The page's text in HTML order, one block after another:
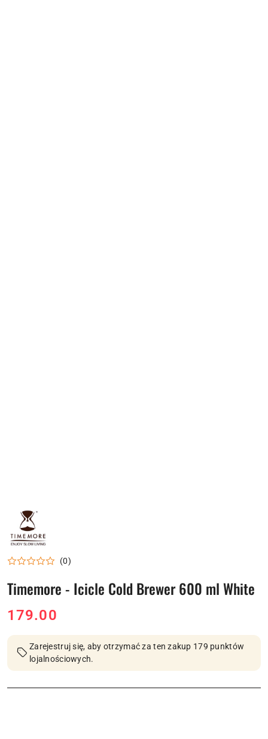
NAZWA
PRODUCENTA:
TIMEMORE
(0)
Timemore - Icicle Cold Brewer 600 ml White
cena:
179.00
Zarejestruj się, aby otrzymać za ten zakup 179 punktów
lojalnościowych.